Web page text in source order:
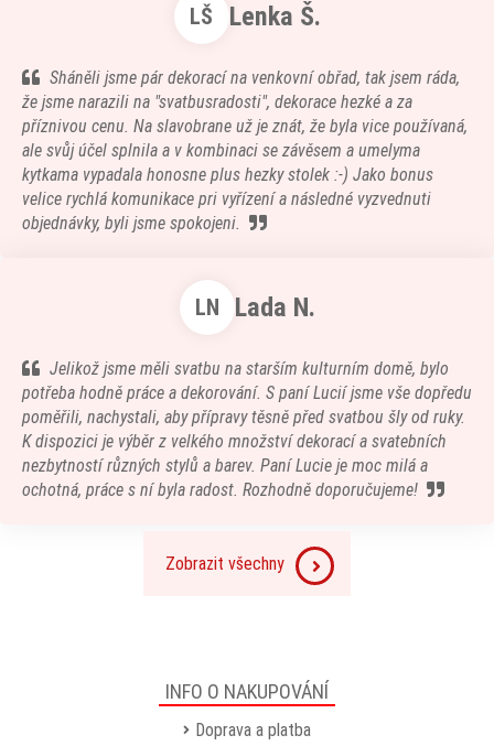
LŠ Lenka Š.
Sháněli jsme pár dekorací na venkovní obřad, tak jsem ráda,
že jsme narazili na "svatbusradosti", dekorace hezké a za
příznivou cenu. Na slavobrane už je znát, že byla vice používaná,
ale svůj účel splnila a v kombinaci se závěsem a umelyma
kytkama vypadala honosne plus hezky stolek :-) Jako bonus
velice rychlá komunikace pri vyřízení a následné vyzvednuti
objednávky, byli jsme spokojeni.
LN Lada N.
Jelikož jsme měli svatbu na starším kulturním domě, bylo
potřeba hodně práce a dekorování. S paní Lucií jsme vše dopředu
poměřili, nachystali, aby přípravy těsně před svatbou šly od ruky.
K dispozici je výběr z velkého množství dekorací a svatebních
nezbytností různých stylů a barev. Paní Lucie je moc milá a
ochotná, práce s ní byla radost. Rozhodně doporučujeme!
Zobrazit všechny
INFO O NAKUPOVÁNÍ
Doprava a platba